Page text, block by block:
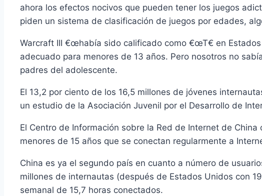
ahora los efectos nocivos que pueden tener los juegos
piden un sistema de clasificación de juegos por edades,
Warcraft III €œhabí­a sido calificado como €œT€ en
adecuado para menores de 13 años. Pero nosotros no
padres del adolescente.
El 13,2 por ciento de los 16,5 millones de jóvenes
un estudio de la Asociación Juvenil por el Desarrollo de
El Centro de Información sobre la Red de Internet de
menores de 15 años que se conectan regularmente a
China es ya el segundo paí­s en cuanto a número de
millones de internautas (después de Estados Unidos con
semanal de 15,7 horas conectados.